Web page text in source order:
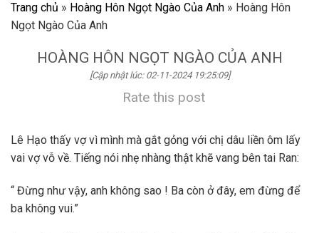
Trang chủ » Hoàng Hôn Ngọt Ngào Của Anh » Hoàng Hôn
Ngọt Ngào Của Anh
HOÀNG HÔN NGỌT NGÀO CỦA ANH
[Cập nhật lúc: 02-11-2024 19:25:09]
Rate this post
Lê Hạo thấy vợ vì mình mà gắt gỏng với chị dâu liền ôm lấy
vai vợ vỗ về. Tiếng nói nhẹ nhàng thật khẽ vang bên tai Ran:
“ Đừng như vậy, anh không sao ! Ba còn ở đây, em đừng để
ba không vui.”